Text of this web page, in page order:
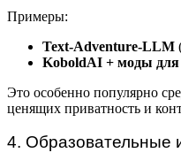
Примеры:
Text-Adventure-LLM
KoboldAI + моды для
Это особенно популярно
ценящих приватность и
4. Образовательные